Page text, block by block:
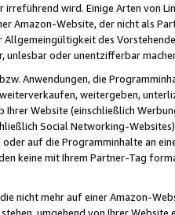
irreführend wird. Einige Arten von
Amazon-Website, der nicht als
Allgemeingültigkeit des
unlesbar oder unentzifferbar
Anwendungen, die
weitergeben,
Ihrer Website (einschließlich
Social Networking-
auf die Programminhalte an
keine mit Ihrem Partner-Tag
nicht mehr auf einer Amazon-
umgehend von Ihrer